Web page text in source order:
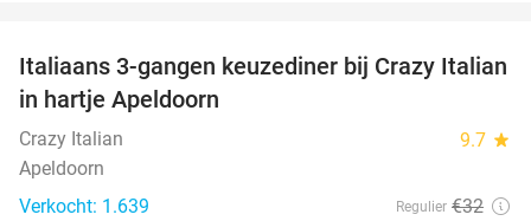
27%
Italiaans 3-gangen keuzediner bij Crazy Italian
in hartje Apeldoorn
Crazy Italian 9.7 star
Apeldoorn
Verkocht: 1.639
Regulier €32